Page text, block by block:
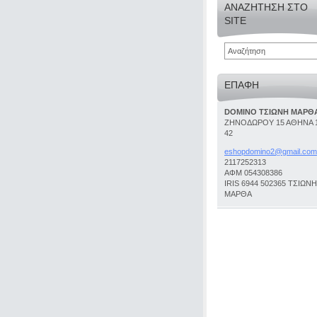
ΑΝΑΖΉΤΗΣΗ ΣΤΟ
SITE
ΕΠΑΦΉ
DOMINO ΤΣΙΩΝΗ
ΖΗΝΟΔΩΡΟΥ 15 ΑΘΗΝΑ
42
eshopdomino2@gmail.com
2117252313
ΑΦΜ 054308386
IRIS 6944 502365 ΤΣΙΩΝΗ
ΜΑΡΘΑ